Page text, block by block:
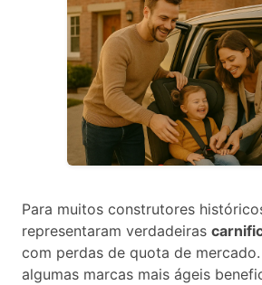
Para muitos construtores
representaram verdadeiras
com perdas de quota de mercado.
algumas marcas mais ágeis